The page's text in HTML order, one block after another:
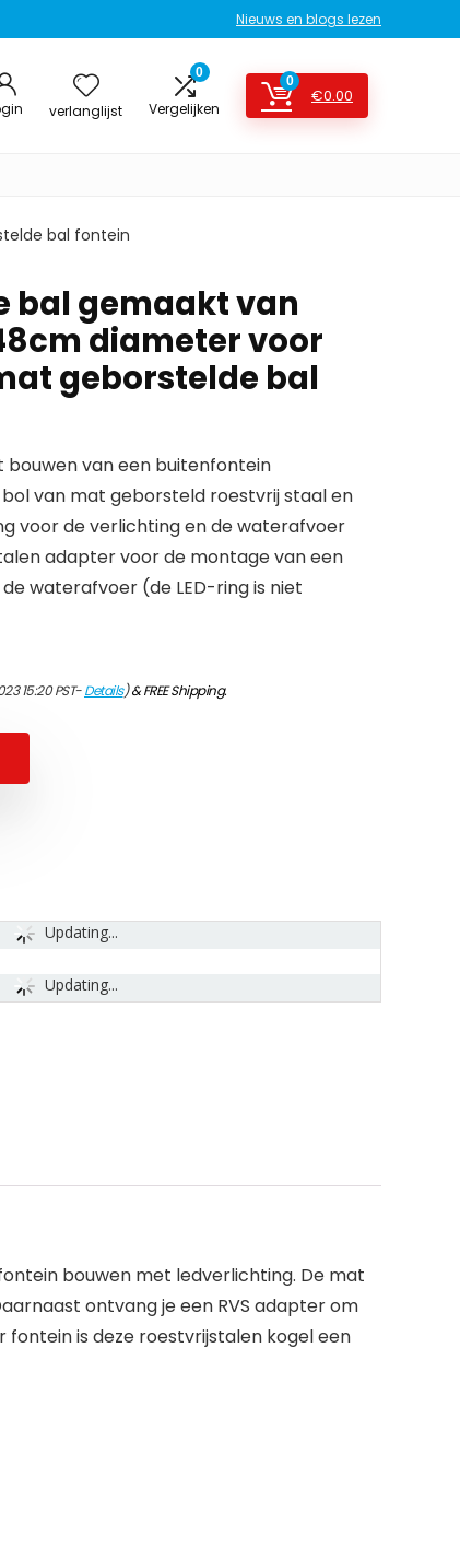
Nieuws en blogs lezen
verlanglijst
0
Vergelijken
0
€0.00
bal fontein
bal gemaakt van
diameter voor
geborstelde bal
bouwen van een buitenfontein
van mat geborsteld roestvrij staal en
voor de verlichting en de waterafvoer
adapter voor de montage van een
waterafvoer (de LED-ring is niet
15:20 PST-Details)&FREE Shipping.
Updating...
Updating...
bouwen met ledverlichting. De mat
ontvang je een RVS adapter om
is deze roestvrijstalen kogel een